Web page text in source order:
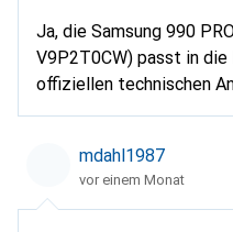
Ja, die Samsung 990
V9P2T0CW) passt in
offiziellen technischen
funktioniert als interner
offiziellen „Licensed for
mdahl1987
vor einem Monat